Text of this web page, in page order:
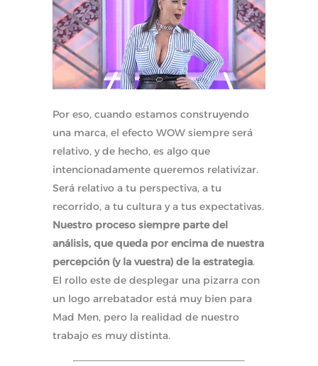
Por eso, cuando estamos construyendo
una marca, el efecto WOW siempre será
relativo, y de hecho, es algo que
intencionadamente queremos relativizar.
Será relativo a tu perspectiva, a tu
recorrido, a tu cultura y a tus expectativas.
Nuestro proceso siempre parte del
análisis, que queda por encima de nuestra
percepción (y la vuestra) de la estrategia.
El rollo este de desplegar una pizarra con
un logo arrebatador está muy bien para
Mad Men, pero la realidad de nuestro
trabajo es muy distinta.